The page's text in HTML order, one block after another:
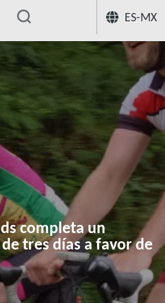
ES-MX
completa un
tres días a favor de